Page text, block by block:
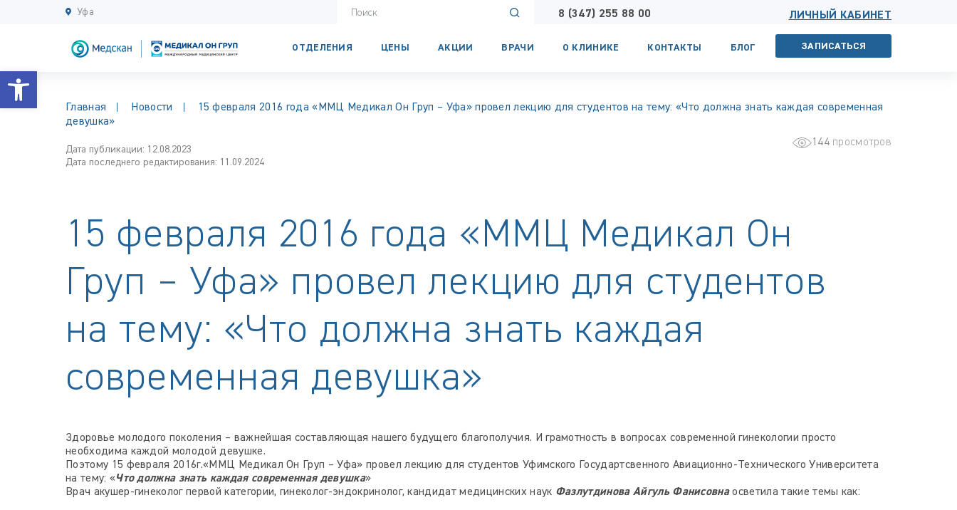
Открыть панель инструментов
Уфа 8 (347) 255 88 00 ЛИЧНЫЙ КАБИНЕТ
ОТДЕЛЕНИЯ ЦЕНЫ АКЦИИ ВРАЧИ О КЛИНИКЕ КОНТАКТЫ БЛОГ ЗАПИСАТЬСЯ
Главная Новости
15 февраля 2016 года «ММЦ Медикал Он Груп – Уфа» провел лекцию для студентов на тему: «Что должна знать каждая современная
девушка»
Дата публикации: 12.08.2023
Дата последнего редактирования: 11.09.2024
144просмотров
15 февраля 2016 года «ММЦ Медикал Он
Груп – Уфа» провел лекцию для студентов
на тему: «Что должна знать каждая
современная девушка»
Здоровье молодого поколения – важнейшая составляющая нашего будущего благополучия. И грамотность в вопросах современной гинекологии просто
необходима каждой молодой девушке.
Поэтому 15 февраля 2016г.«ММЦ Медикал Он Груп – Уфа» провел лекцию для студентов Уфимского Государтсвенного Авиационно-Технического Университета
на тему: «Что должна знать каждая современная девушка»
Врач акушер-гинеколог первой категории, гинеколог-эндокринолог, кандидат медицинских наук Фазлутдинова Айгуль Фанисовнаосветила такие темы как: